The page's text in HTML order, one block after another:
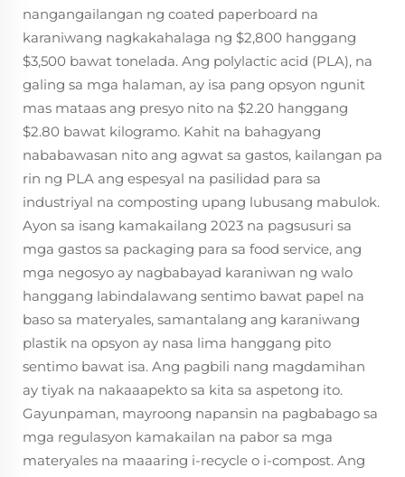
nangangailangan ng coated paperboard na
karaniwang nagkakahalaga ng $2,800 hanggang
$3,500 bawat tonelada. Ang polylactic acid (PLA), na
galing sa mga halaman, ay isa pang opsyon ngunit
mas mataas ang presyo nito na $2.20 hanggang
$2.80 bawat kilogramo. Kahit na bahagyang
nababawasan nito ang agwat sa gastos, kailangan pa
rin ng PLA ang espesyal na pasilidad para sa
industriyal na composting upang lubusang mabulok.
Ayon sa isang kamakailang 2023 na pagsusuri sa
mga gastos sa packaging para sa food service, ang
mga negosyo ay nagbabayad karaniwan ng walo
hanggang labindalawang sentimo bawat papel na
baso sa materyales, samantalang ang karaniwang
plastik na opsyon ay nasa lima hanggang pito
sentimo bawat isa. Ang pagbili nang magdamihan
ay tiyak na nakaaapekto sa kita sa aspetong ito.
Gayunpaman, mayroong napansin na pagbabago sa
mga regulasyon kamakailan na pabor sa mga
materyales na maaaring i-recycle o i-compost. Ang